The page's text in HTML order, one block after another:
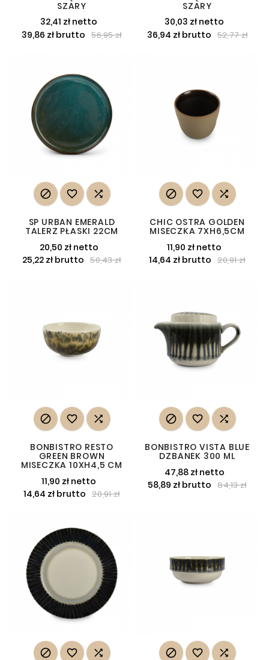
SZARY
32,41 zł netto
39,86 zł brutto 56,95 zł
SZARY
30,03 zł netto
36,94 zł brutto 52,77 zł
  
SP URBAN EMERALD
TALERZ PŁASKI 22CM
20,50 zł netto
25,22 zł brutto 50,43 zł
  
CHIC OSTRA GOLDEN
MISECZKA 7XH6,5CM
11,90 zł netto
14,64 zł brutto 20,91 zł
  
BONBISTRO RESTO
GREEN BROWN
MISECZKA 10XH4,5 CM
11,90 zł netto
14,64 zł brutto 20,91 zł
  
BONBISTRO VISTA BLUE
DZBANEK 300 ML
47,88 zł netto
58,89 zł brutto 84,13 zł
     